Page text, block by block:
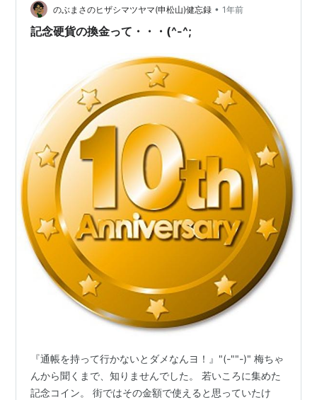
ます。結婚後に母が銀貨を私にくれましたが、金貨は多
分今も実家にあると思います。 ◆なぜ銀貨なのか どうし
のぶまさのヒザシマツヤマ(申松山)健忘録 • 1年前
記念硬貨の換金って・・・(^-^;
『通帳を持って行かないとダメなんヨ！』"(-""-)" 梅ちゃ
んから聞くまで、知りませんでした。 若いころに集めた
記念コイン。 街ではその金額で使えると思っていたけ